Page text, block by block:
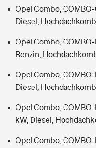
Opel Combo, COMBO-
Diesel,
Opel Combo, COMBO-
Benzin,
Opel Combo, COMBO-
Diesel,
Opel Combo, COMBO-
kW, Diesel,
Opel Combo, COMBO-